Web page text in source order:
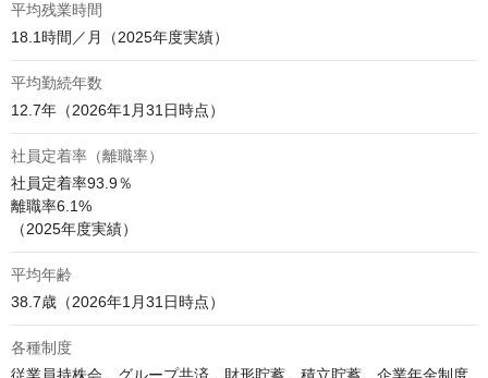
平均残業時間
18.1時間／月（2025年度実績）
平均勤続年数
12.7年（2026年1月31日時点）
社員定着率（離職率）
社員定着率93.9％
離職率6.1%
（2025年度実績）
平均年齢
38.7歳（2026年1月31日時点）
各種制度